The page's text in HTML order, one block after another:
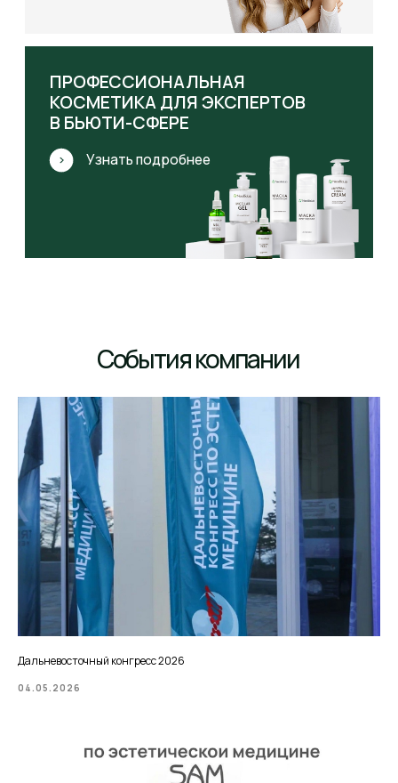
Дальневосточный конгресс 2026
04.05.2026
РЕКВИЗИТЫ
Согласие на обработку персональных данных
Пользовательское соглашение
© Все права защищены. 2026